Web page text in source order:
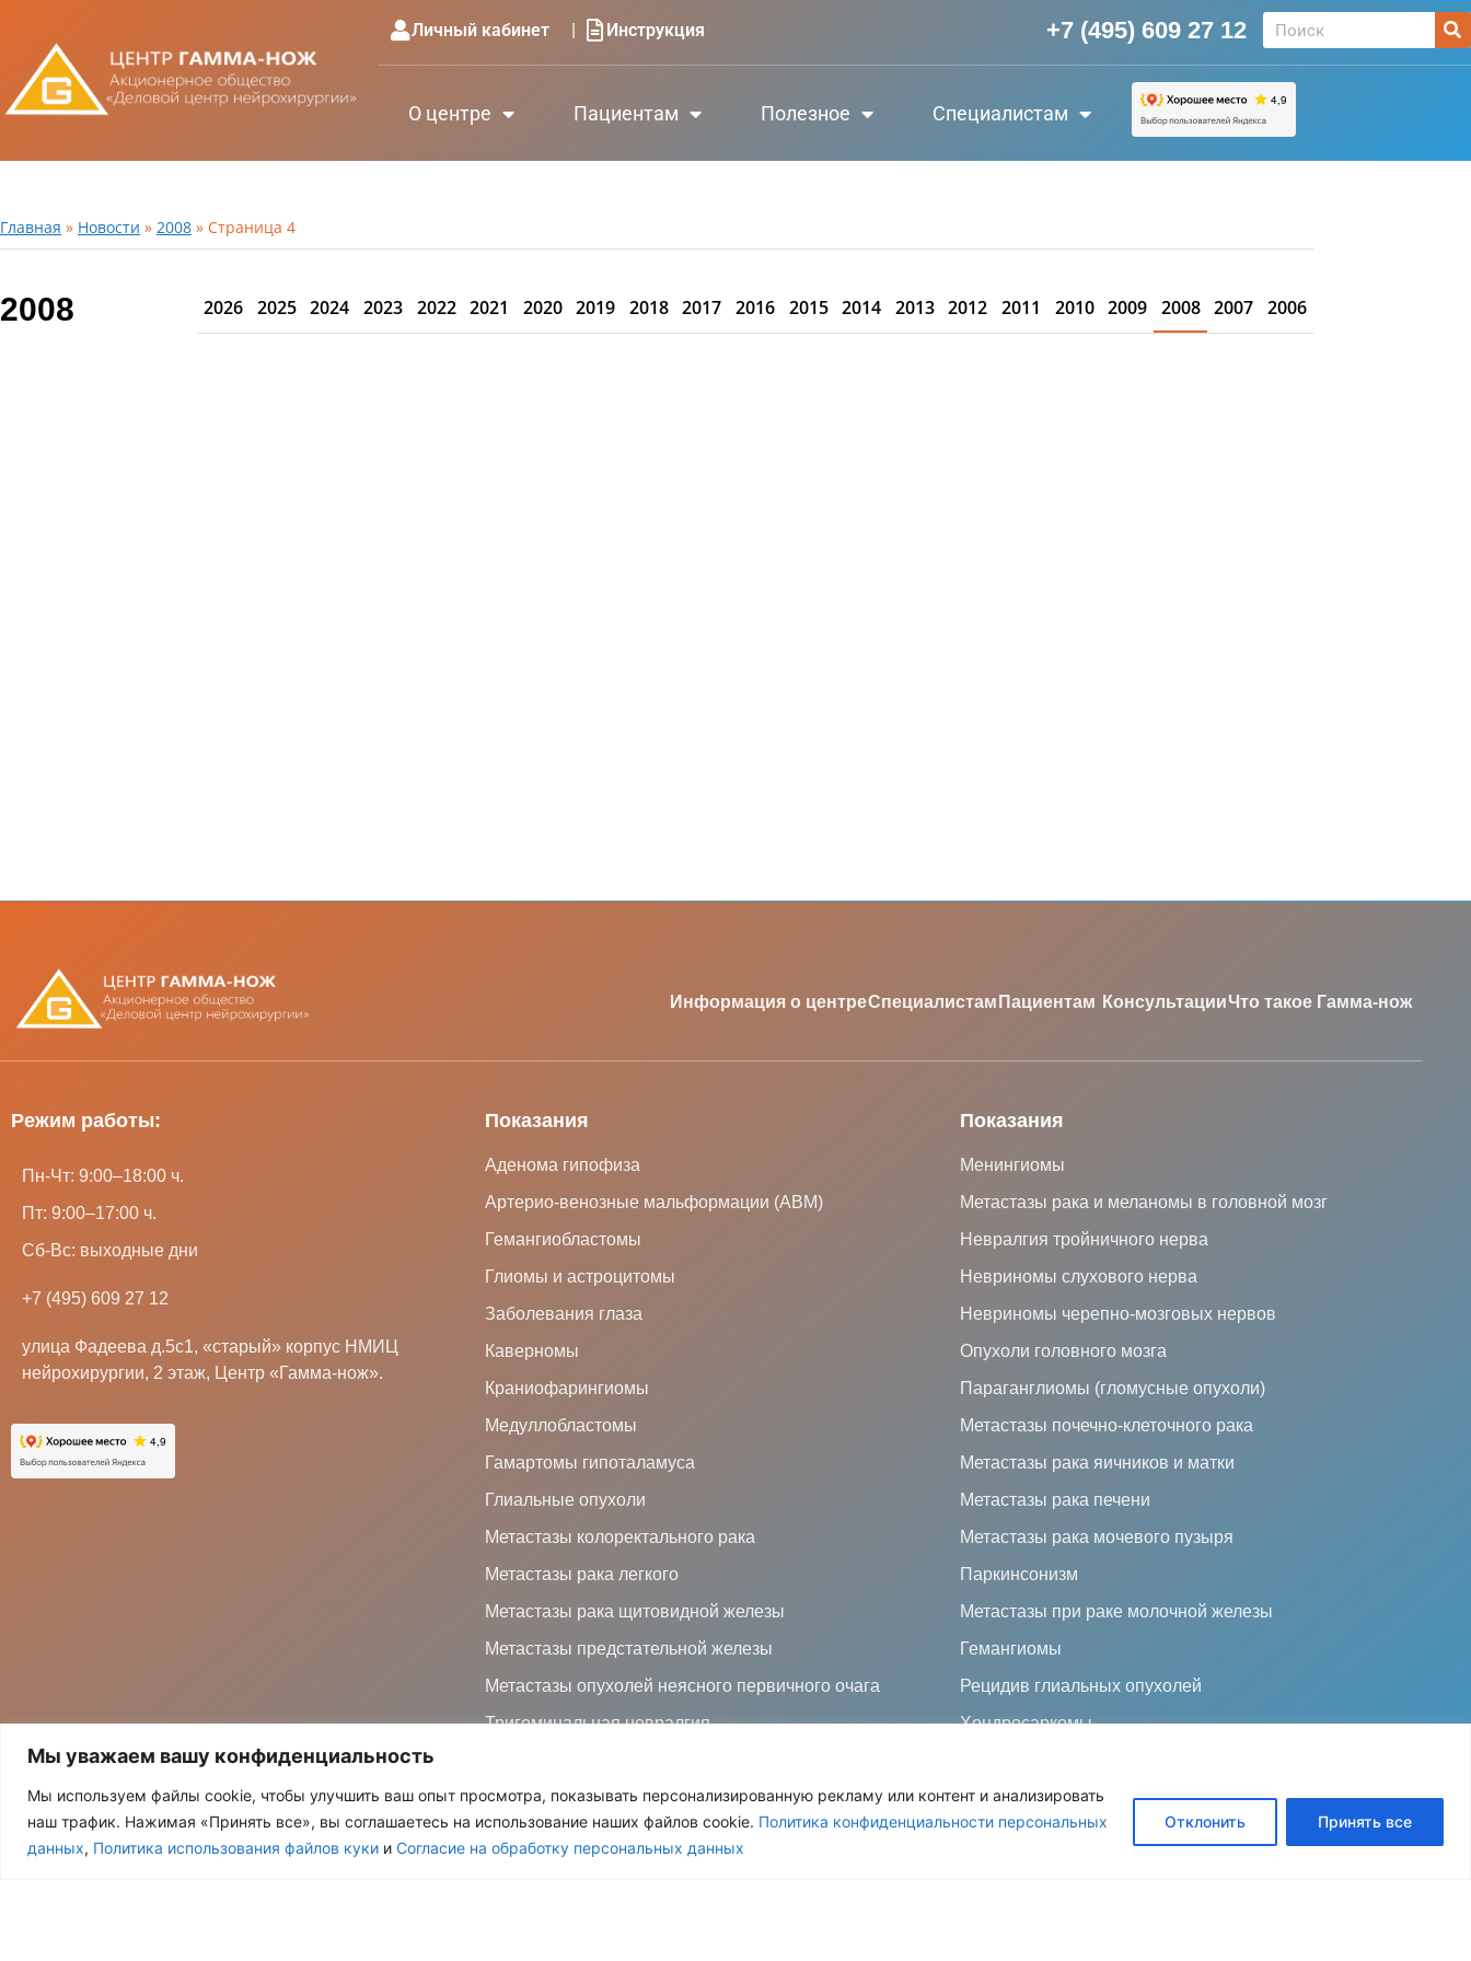
Мы уважаем вашу конфиденциальность
Мы используем файлы cookie, чтобы улучшить ваш опыт просмотра, показывать персонализированную рекламу или контент и анализировать
наш трафик. Нажимая «Принять все», вы соглашаетесь на использование наших файлов cookie. Политика конфиденциальности персональных
данных, Политика использования файлов куки и Согласие на обработку персональных данных
Отклонить Принять все
Личный кабинет | Инструкция +7 (495) 609 27 12
О центре Пациентам Полезное Специалистам
Главная » Новости » 2008 » Страница 4
2008 2026 2025 2024 2023 2022 2021 2020 2019 2018 2017 2016 2015 2014 2013 2012 2011 2010 2009 2008 2007 2006
Информация о центреСпециалистам Пациентам КонсультацииЧто такое Гамма-нож
Режим работы:
Пн-Чт: 9:00–18:00 ч.
Пт: 9:00–17:00 ч.
Сб-Вс: выходные дни
+7 (495) 609 27 12
улица Фадеева д.5с1, «старый» корпус НМИЦ
нейрохирургии, 2 этаж, Центр «Гамма-нож».
Показания
Аденома гипофиза
Артерио-венозные мальформации (АВМ)
Гемангиобластомы
Глиомы и астроцитомы
Заболевания глаза
Каверномы
Краниофарингиомы
Медуллобластомы
Гамартомы гипоталамуса
Глиальные опухоли
Метастазы колоректального рака
Метастазы рака легкого
Метастазы рака щитовидной железы
Метастазы предстательной железы
Метастазы опухолей неясного первичного очага
Тригеминальная невралгия
Многоочаговая эпилепсия
Меланомы сосудистой оболочки глаза
Показания
Менингиомы
Метастазы рака и меланомы в головной мозг
Невралгия тройничного нерва
Невриномы слухового нерва
Невриномы черепно-мозговых нервов
Опухоли головного мозга
Параганглиомы (гломусные опухоли)
Метастазы почечно-клеточного рака
Метастазы рака яичников и матки
Метастазы рака печени
Метастазы рака мочевого пузыря
Паркинсонизм
Метастазы при раке молочной железы
Гемангиомы
Рецидив глиальных опухолей
Хондросаркомы